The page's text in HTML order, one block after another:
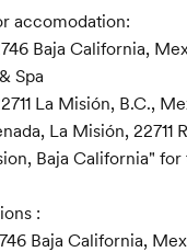
accomodation:
Baja California,
Spa
La Misión, B.C.,
La Misión, 22711
Baja California" for
:
Baja California,